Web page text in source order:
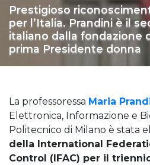
Prestigioso
per l’Italia. Prandini è il
italiano dalla fondazione
prima Presidente donna
La professoressa Maria
Elettronica, Informazione e
Politecnico di Milano è stata
della International
Control (IFAC) per il